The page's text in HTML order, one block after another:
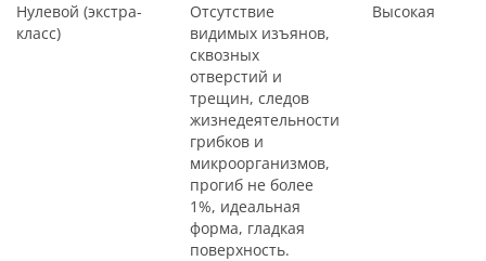
Нулевой (экстра-
класс)
Отсутствие
видимых изъянов,
сквозных
отверстий и
трещин, следов
жизнедеятельности
грибков и
микроорганизмов,
прогиб не более
1%, идеальная
форма, гладкая
поверхность.
Высокая